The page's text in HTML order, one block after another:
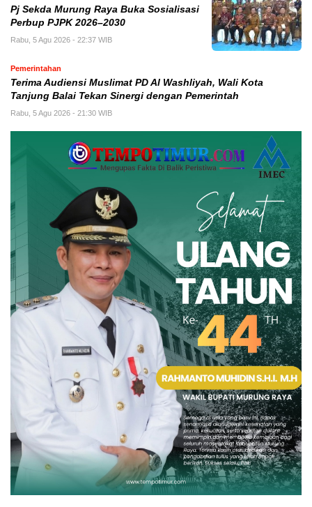
Pj Sekda Murung Raya Buka Sosialisasi
Perbup PJPK 2026–2030
Rabu, 5 Agu 2026 - 22:37 WIB
Pemerintahan
Terima Audiensi Muslimat PD Al Washliyah, Wali Kota
Tanjung Balai Tekan Sinergi dengan Pemerintah
Rabu, 5 Agu 2026 - 21:30 WIB